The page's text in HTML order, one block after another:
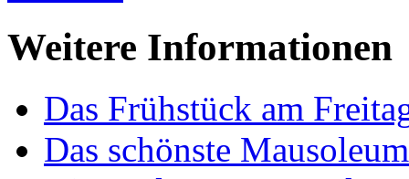
Weitere Informationen
Das Frühstück am
Das schönste